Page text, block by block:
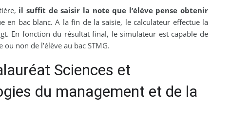
il suffit de saisir la note que l’élève pense obtenir
en bac blanc. A la fin de la saisie, le calculateur effectue la
En fonction du résultat final, le simulateur est capable de
non de l’élève au bac STMG.
Sciences et
du management et de la